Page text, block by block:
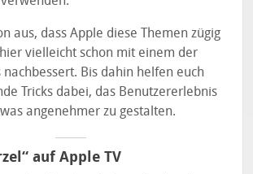
aus, dass Apple diese Themen zügig
vielleicht schon mit einem der
Bis dahin helfen euch
Tricks dabei, das Benutzererlebnis
angenehmer zu gestalten.
auf Apple TV